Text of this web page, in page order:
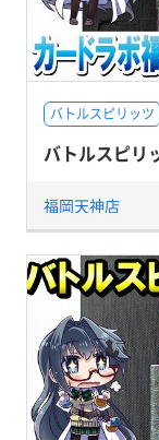
バトルスピリッツ
バトルスピリ
福岡天神店